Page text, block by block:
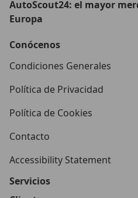
AutoScout24: el mayor
Europa
Conócenos
Condiciones Generales
Política de Privacidad
Política de Cookies
Contacto
Accessibility Statement
Servicios